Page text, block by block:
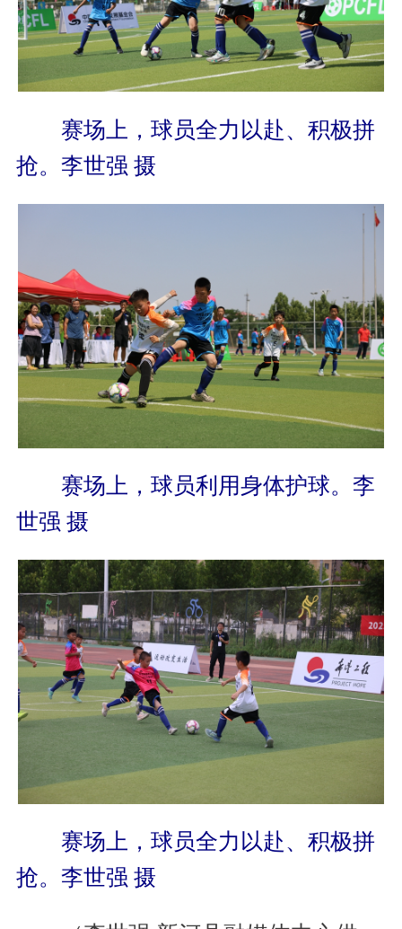
赛场上，球员全力以赴、积极拼
抢。李世强 摄
赛场上，球员利用身体护球。李
世强 摄
赛场上，球员全力以赴、积极拼
抢。李世强 摄